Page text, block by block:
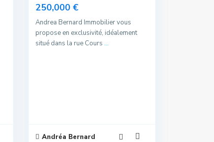
250,000 €
Andrea Bernard Immobilier vous
propose en exclusivité, idéalement
situé dans la rue Cours ...
Andréa Bernard